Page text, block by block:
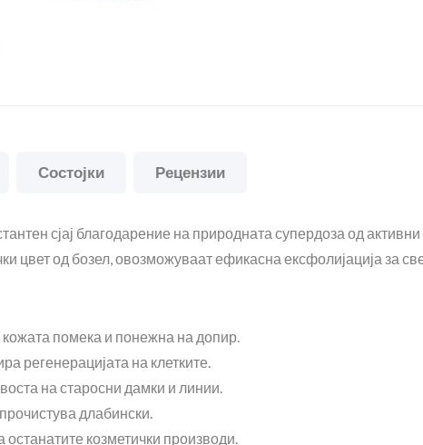
Состојки Рецензии
сјај благодарение на природната супердоза од
цвет од бозел, овозможуваат ефикасна ексфолијација за
кожата помека и понежна на допир.
регенерацијата на клетките.
на старосни дамки и линии.
длабински.
козметички производи.